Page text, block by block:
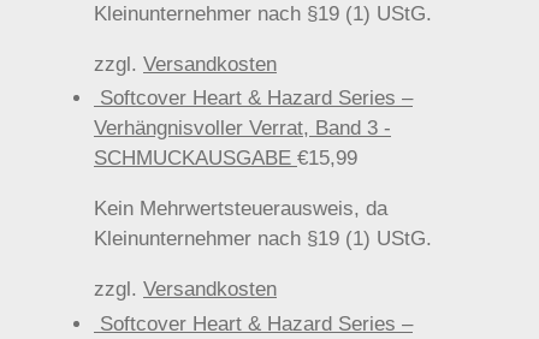
Kleinunternehmer nach §19 (1) UStG.
zzgl. Versandkosten
Softcover Heart & Hazard Series –
Verhängnisvoller Verrat, Band 3 -
SCHMUCKAUSGABE €15,99
Kein Mehrwertsteuerausweis, da
Kleinunternehmer nach §19 (1) UStG.
zzgl. Versandkosten
Softcover Heart & Hazard Series –